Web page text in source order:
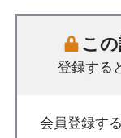
こ
登録する
会員登録す